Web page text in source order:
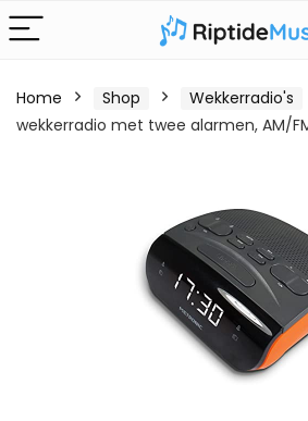
Home Shop Wekkerradio's
wekkerradio met twee alarmen, AM/